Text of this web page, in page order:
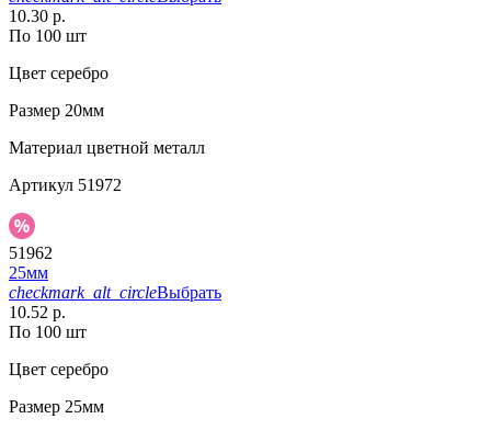
10.30 р.
По 100 шт
Цвет серебро
Размер 20мм
Материал цветной металл
Артикул 51972
51962
25мм
checkmark_alt_circleВыбрать
10.52 р.
По 100 шт
Цвет серебро
Размер 25мм